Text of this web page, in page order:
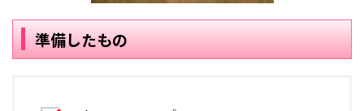
準備したもの